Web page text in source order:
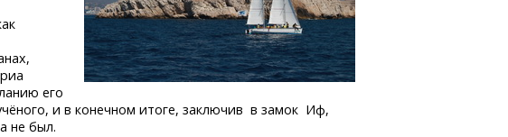
его
и в конечном итоге, заключив в замок Иф,
не был.